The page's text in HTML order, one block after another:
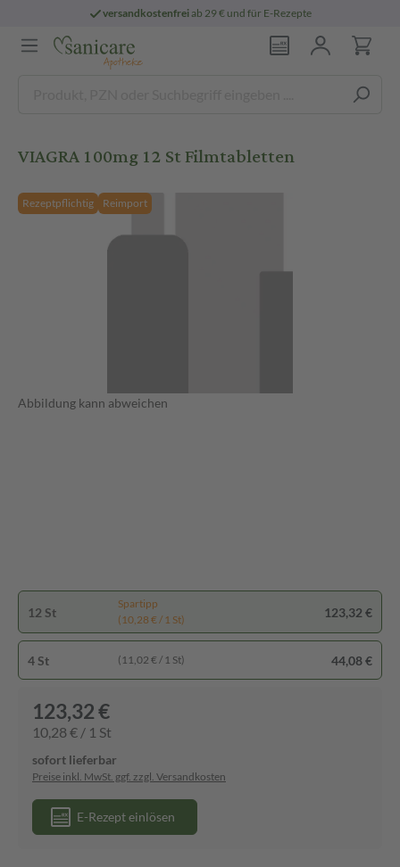
versandkostenfreiab 29 € und für E-Rezepte
VIAGRA 100mg 12 St Filmtabletten
Rezeptpflichtig Reimport
Abbildung kann abweichen
12 St
Spartipp
(10,28 € / 1 St)
123,32 €
4 St (11,02 € / 1 St) 44,08 €
123,32 €
10,28 € / 1 St
sofort lieferbar
Preise inkl. MwSt. ggf. zzgl. Versandkosten
E-Rezept einlösen